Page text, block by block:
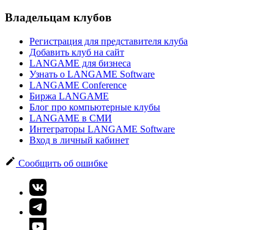
Владельцам клубов
Регистрация для представителя клуба
Добавить клуб на сайт
LANGAME для бизнеса
Узнать о LANGAME Software
LANGAME Conference
Биржа LANGAME
Блог про компьютерные клубы
LANGAME в СМИ
Интеграторы LANGAME Software
Вход в личный кабинет
Сообщить об ошибке